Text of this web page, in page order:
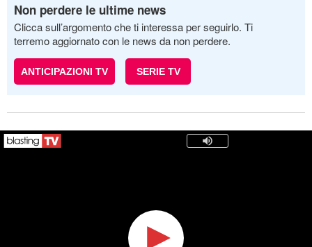
Non perdere le ultime news
Clicca sull’argomento che ti interessa per seguirlo. Ti
terremo aggiornato con le news da non perdere.
ANTICIPAZIONI TV SERIE TV